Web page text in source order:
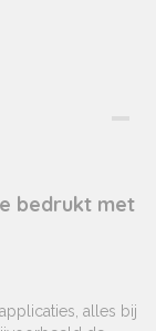
bedrukt met
alles bij